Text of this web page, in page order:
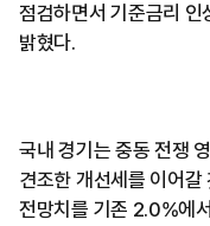
점검하면서 기준금리
밝혔다.
국내 경기는 중동 전쟁
견조한 개선세를 이어갈
전망치를 기존 2.0%에